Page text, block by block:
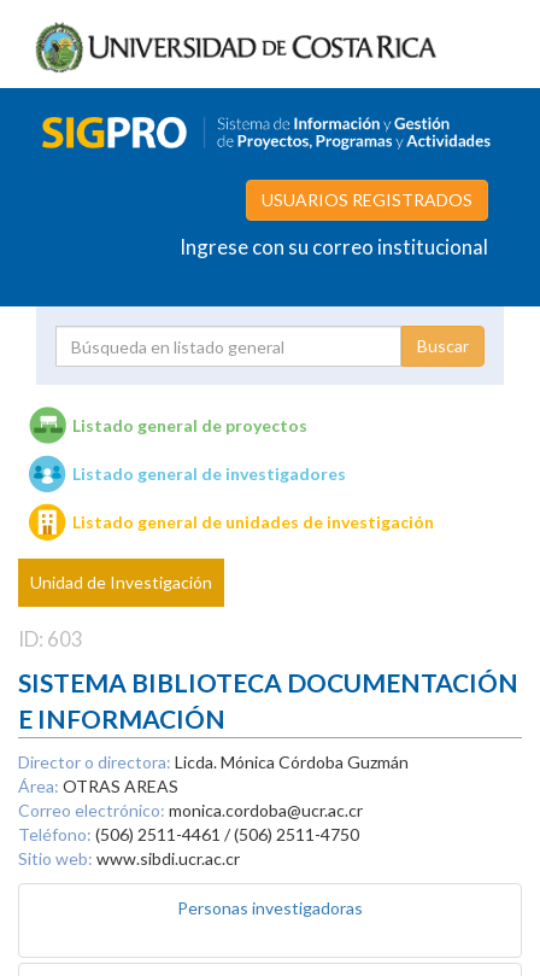
USUARIOS REGISTRADOS
Ingrese con su correo institucional
Unidades de investigación
Listado general de proyectos
Listado general de investigadores
Listado general de unidades de investigación
Unidad de Investigación
ID: 603
SISTEMA BIBLIOTECA DOCUMENTACIÓN
E INFORMACIÓN
Director o directora: Licda. Mónica Córdoba Guzmán
Área: OTRAS AREAS
Correo electrónico: monica.cordoba@ucr.ac.cr
Teléfono: (506) 2511-4461 / (506) 2511-4750
Sitio web: www.sibdi.ucr.ac.cr
Personas investigadoras